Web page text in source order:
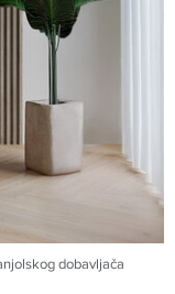
dobavljača